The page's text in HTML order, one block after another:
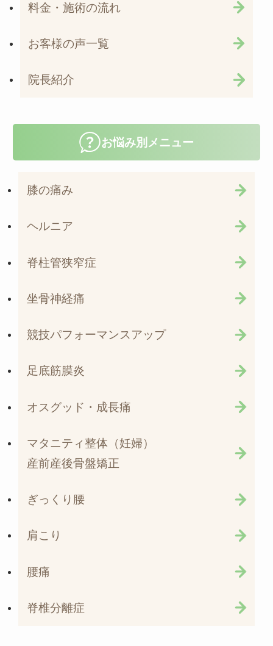
料金・施術の流れ
お客様の声一覧
院長紹介
お悩み別メニュー
膝の痛み
ヘルニア
脊柱管狭窄症
坐骨神経痛
競技パフォーマンスアップ
足底筋膜炎
オスグッド・成長痛
マタニティ整体（妊婦）
産前産後骨盤矯正
ぎっくり腰
肩こり
腰痛
脊椎分離症